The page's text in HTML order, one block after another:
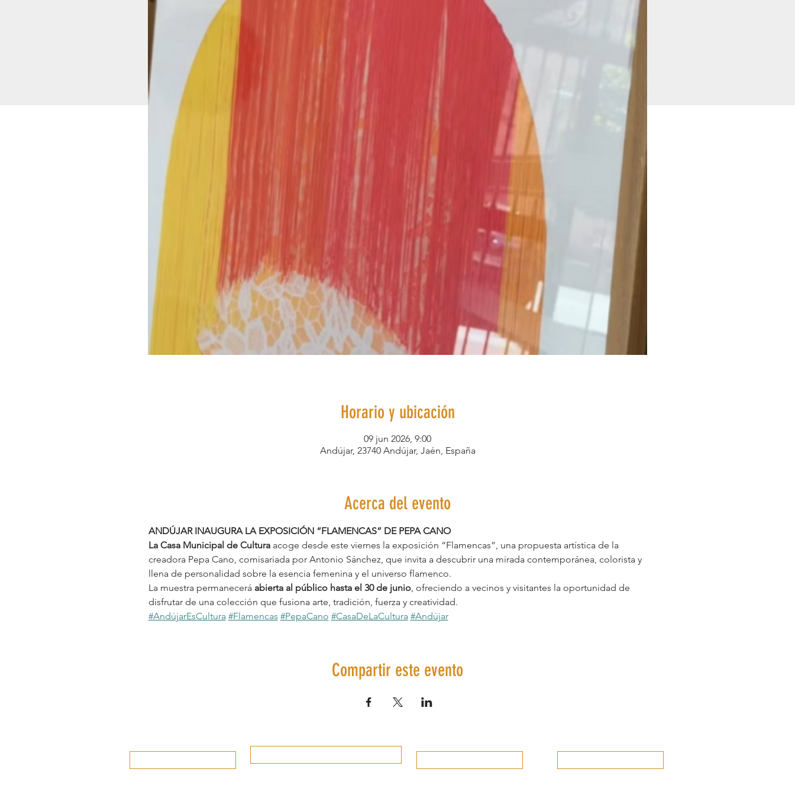
Horario y ubicación
09 jun 2026, 9:00
Andújar, 23740 Andújar, Jaén, España
Acerca del evento
ANDÚJAR INAUGURA LA EXPOSICIÓN “FLAMENCAS” DE PEPA CANO
La Casa Municipal de Cultura acoge desde este viernes la exposición “Flamencas”, una propuesta artística de la
creadora Pepa Cano, comisariada por Antonio Sánchez, que invita a descubrir una mirada contemporánea, colorista y
llena de personalidad sobre la esencia femenina y el universo flamenco.
La muestra permanecerá abierta al público hasta el 30 de junio, ofreciendo a vecinos y visitantes la oportunidad de
disfrutar de una colección que fusiona arte, tradición, fuerza y creatividad.
#AndújarEsCultura #Flamencas #PepaCano #CasaDeLaCultura #Andújar﻿
Compartir este evento